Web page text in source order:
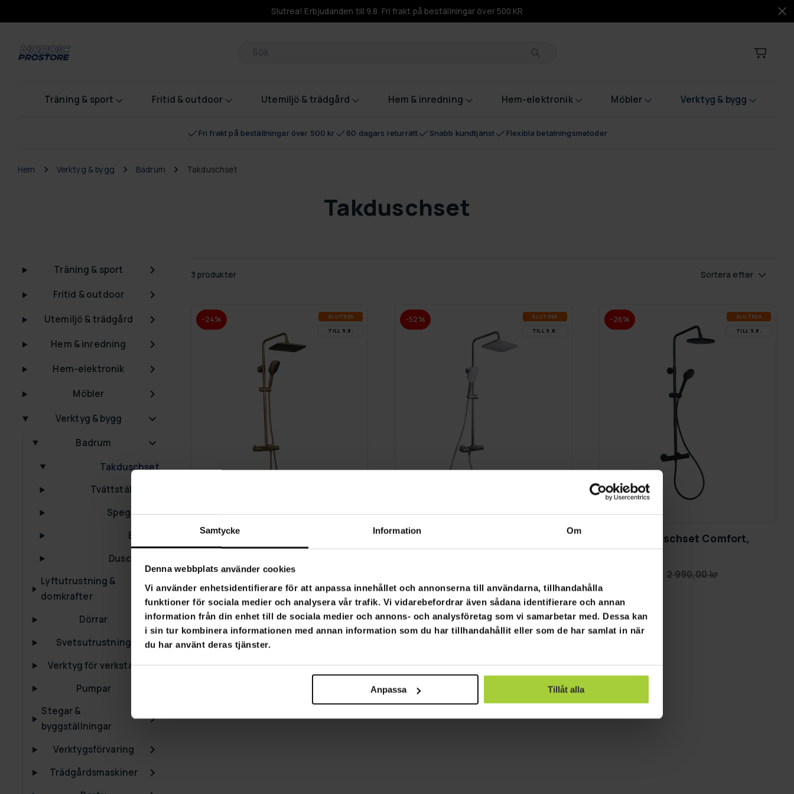
Samtycke Information Om
Denna webbplats använder cookies
Vi använder enhetsidentifierare för att anpassa innehållet och annonserna till användarna, tillhandahålla
funktioner för sociala medier och analysera vår trafik. Vi vidarebefordrar även sådana identifierare och annan
information från din enhet till de sociala medier och annons- och analysföretag som vi samarbetar med. Dessa kan
i sin tur kombinera informationen med annan information som du har tillhandahållit eller som de har samlat in när
du har använt deras tjänster.
Anpassa Tillåt alla
Slutrea! Erbjudanden till 9.8. Fri frakt på beställningar över 500 KR
Produkter
Träning & sport Fritid & outdoor Utemiljö & trädgård Hem & inredning Hem-elektronik Möbler Verktyg & bygg
Fri frakt på beställningar över 500 kr 60 dagars returrätt Snabb kundtjänst Flexibla betalningsmetoder
Hem Verktyg & bygg Badrum Takduschset
Takduschset
Träning & sport
Fritid & outdoor
Utemiljö & trädgård
Hem & inredning
Hem-elektronik
Möbler
Verktyg & bygg
Badrum
Takduschset
Tvättställsskåp
Spegelskåp
Badkar
Duschfilter
Lyftutrustning &
domkrafter
Dörrar
Svetsutrustning
Verktyg för verkstad
Pumpar
Stegar &
byggställningar
Verktygsförvaring
Trädgårdsmaskiner
3 produkter Sortera efter
-24% SLUT­REA
TILL 9.8.
Lykke Takduschset Deluxe,
3 790,00 kr 4 990,00 kr
-52% SLUT­REA
TILL 9.8.
Lykke Takduschset Deluxe,
-26% SLUT­REA
TILL 9.8.
Lykke Takduschset Comfort,
2 990,00 kr
Sida 1 av 1